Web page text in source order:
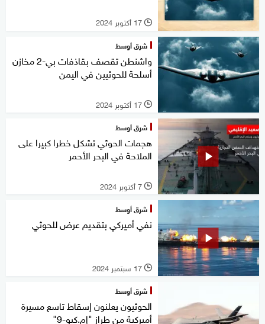
l 17 أكتوبر 2024
شرق أوسط
واشنطن تقصف بقاذفات بي-2 مخازن
أسلحة للحوثيين في اليمن
l 17 أكتوبر 2024
شرق أوسط
هجمات الحوثي تشكل خطرا كبيرا على
الملاحة في البحر الأحمر
l 7 أكتوبر 2024
شرق أوسط
نفي أميركي بتقديم عرض للحوثي
l 17 سبتمبر 2024
شرق أوسط
الحوثيون يعلنون إسقاط تاسع مسيرة
أميركية من طراز "إم.كيو-9"